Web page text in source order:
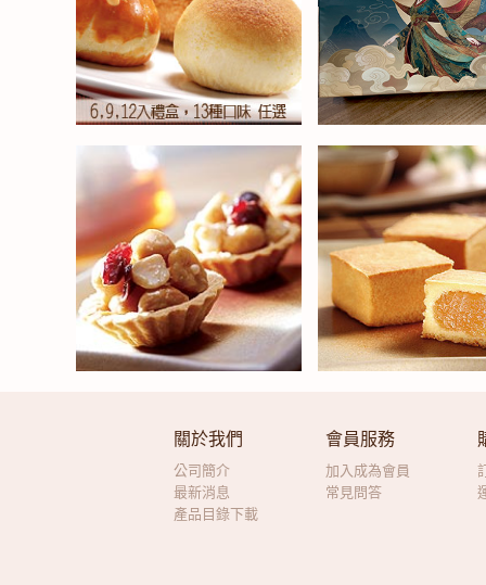
關於我們
公司簡介
最新消息
產品目錄下載
會員服務
加入成為會員
常見問答